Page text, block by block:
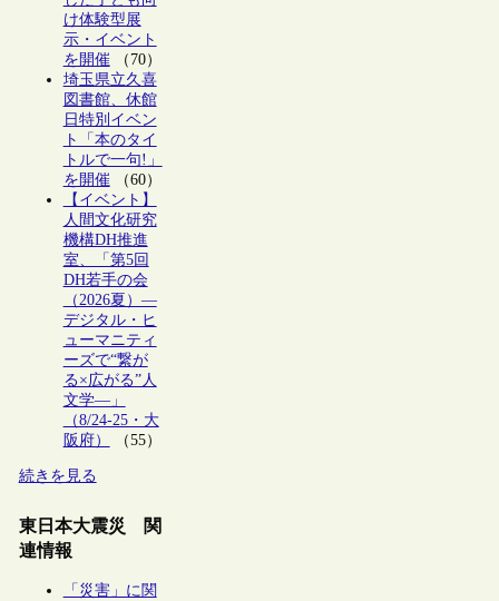
け体験型展
示・イベント
を開催（70）
埼玉県立久喜
図書館、休館
日特別イベン
ト「本のタイ
トルで一句!」
を開催（60）
【イベント】
人間文化研究
機構DH推進
室、「第5回
DH若手の会
（2026夏）―
デジタル・ヒ
ューマニティ
ーズで“繋が
る×広がる”人
文学―」
（8/24-25・大
阪府）
（55）
続きを見る
東日本大震災 関
連情報
「災害」に関